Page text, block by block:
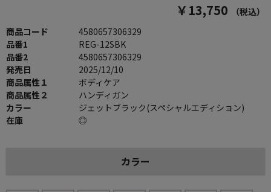
￥13,750
（税込）
商品コード
4580657306329
品番1
REG-12SBK
品番2
4580657306329
発売日
2025/12/10
商品属性１
ボディケア
商品属性２
ハンディガン
カラー
ジェットブラック(スペシャルエディション)
在庫
◎
カラー